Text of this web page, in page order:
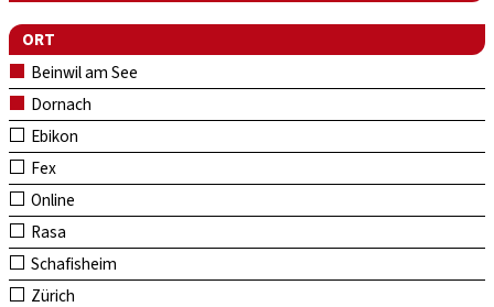
ORT
Beinwil am See
Dornach
Ebikon
Fex
Online
Rasa
Schafisheim
Zürich